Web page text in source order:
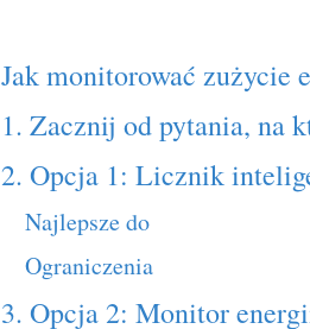
Jak monitorować zużycie
1. Zacznij od pytania, na
2. Opcja 1: Licznik
Najlepsze do
Ograniczenia
3. Opcja 2: Monitor